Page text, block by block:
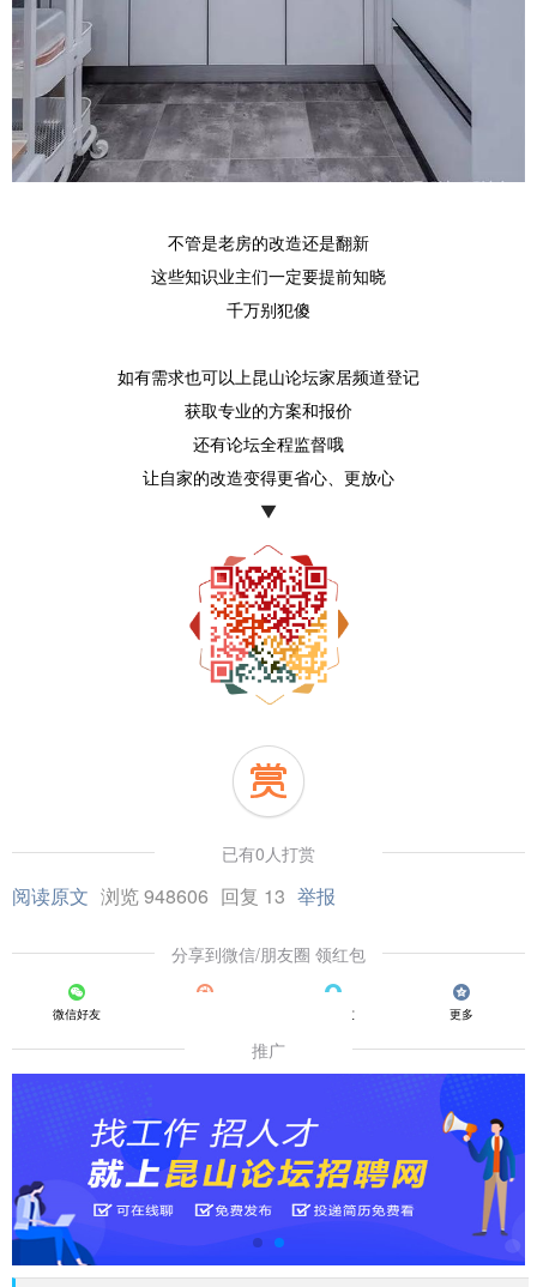
不管是老房的改造还是翻新
这些知识业主们一定要提前知晓
千万别犯傻
如有需求也可以上昆山论坛家居频道登记
获取专业的方案和报价
还有论坛全程监督哦
让自家的改造变得更省心、更放心
▼
已有0人打赏
阅读原文 浏览 948606 回复 13 举报
分享到微信/朋友圈 领红包
微信好友 QQ好友 更多
推广